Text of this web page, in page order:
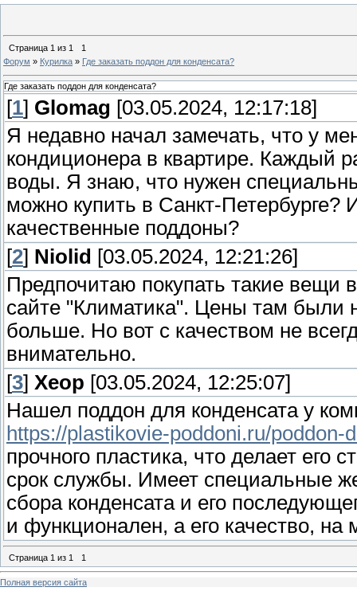
Страница 1 из 1
1
Форум » Курилка » Где заказать поддон для конденсата?
Где заказать поддон для конденсата?
[1] Glomag [03.05.2024, 12:17:18]
Я недавно начал замечать, что у
кондиционера в квартире. Каждый
воды. Я знаю, что нужен
можно купить в Санкт-
качественные поддоны?
[2] Niolid [03.05.2024, 12:21:26]
Предпочитаю покупать такие вещи
сайте "Климатика". Цены там были
больше. Но вот с качеством не
внимательно.
[3] Xeop [03.05.2024, 12:25:07]
Нашел поддон для конденсата у
https://plastikovie-poddoni.ru/poddon-
прочного пластика, что делает его
срок службы. Имеет специальные
сбора конденсата и его
и функционален, а его качество, на
Страница 1 из 1 1
Полная версия сайта